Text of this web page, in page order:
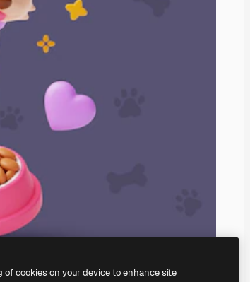
of cookies on your device to enhance site